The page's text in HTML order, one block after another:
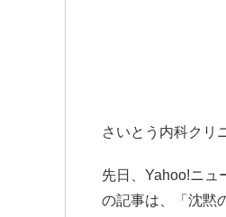
さいとう内科クリ
先日、Yahoo!ニュ
の記事は、「沈黙